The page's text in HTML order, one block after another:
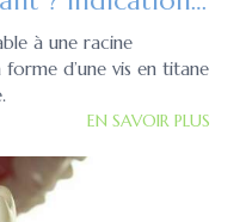
à une racine
d’une vis en titane
EN SAVOIR PLUS